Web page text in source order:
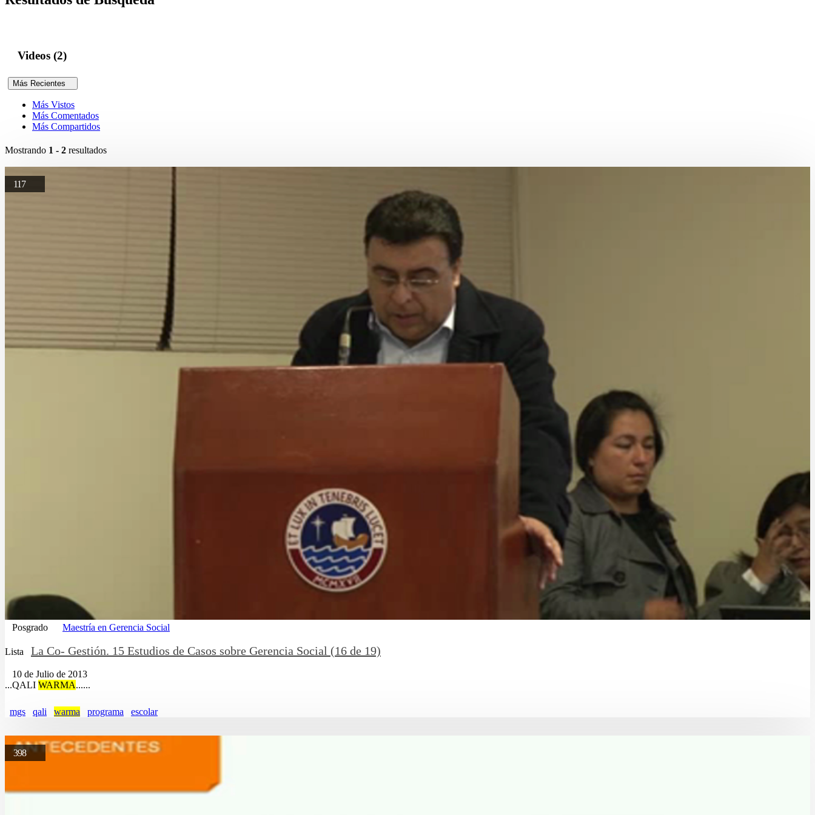
Videos (2)
Más Recientes
Más Vistos
Más Comentados
Más Compartidos
Mostrando 1 - 2 resultados
117
Posgrado Maestría en Gerencia Social
Lista La Co- Gestión. 15 Estudios de Casos sobre Gerencia Social (16 de 19)
10 de Julio de 2013
...QALI WARMA......
mgs qali warma programa escolar
398